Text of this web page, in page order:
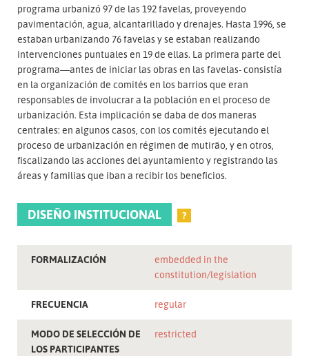
programa urbanizó 97 de las 192 favelas, proveyendo
pavimentación, agua, alcantarillado y drenajes. Hasta 1996, se
estaban urbanizando 76 favelas y se estaban realizando
intervenciones puntuales en 19 de ellas. La primera parte del
programa—antes de iniciar las obras en las favelas- consistía
en la organización de comités en los barrios que eran
responsables de involucrar a la población en el proceso de
urbanización. Esta implicación se daba de dos maneras
centrales: en algunos casos, con los comités ejecutando el
proceso de urbanización en régimen de mutirão, y en otros,
fiscalizando las acciones del ayuntamiento y registrando las
áreas y familias que iban a recibir los beneficios.
DISEÑO INSTITUCIONAL ?
FORMALIZACIÓN
embedded in the
constitution/legislation
FRECUENCIA regular
MODO DE SELECCIÓN DE
LOS PARTICIPANTES
restricted